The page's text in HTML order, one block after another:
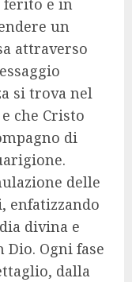
ferito e in
un
attraverso
si trova nel
che Cristo
di
delle
enfatizzando
divina e
Ogni fase
dalla